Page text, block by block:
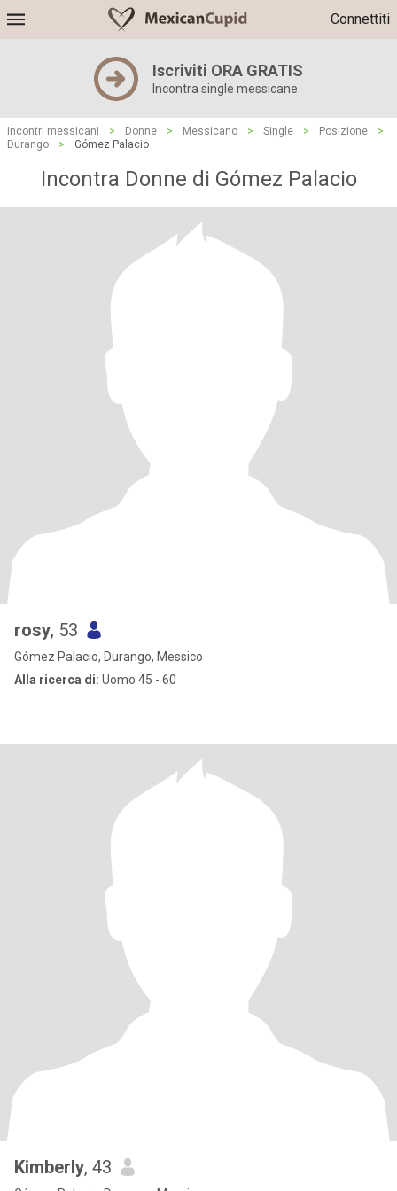
Connettiti
Iscriviti ORA GRATIS
Incontra single messicane
Incontri messicani > Donne > Messicano > Single > Posizione
>
Durango
> Gómez Palacio
Incontra Donne di Gómez Palacio
rosy, 53
Gómez Palacio, Durango, Messico
Alla ricerca di: Uomo 45 - 60
Kimberly, 43